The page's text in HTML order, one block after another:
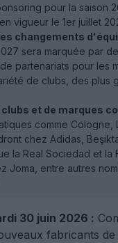
pour la saison
vigueur le 1er juillet
changements
sera marquée par
partenariats pour les
de clubs, des plus
clubs et de marques
comme Cologne,
chez Adidas,
la Real Sociedad et la
Joma, entre autres
30 juin 2026 :
fabricants de